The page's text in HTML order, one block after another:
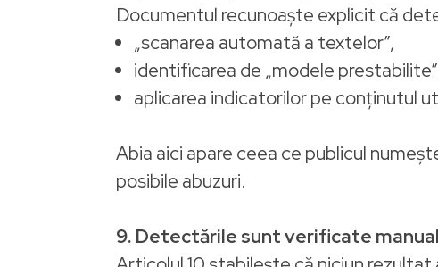
Documentul recunoaște explicit că
„scanarea automată a textelor”,
identificarea de „modele
aplicarea indicatorilor pe conținutul
Abia aici apare ceea ce publicul
posibile abuzuri.
9. Detectările sunt verificate